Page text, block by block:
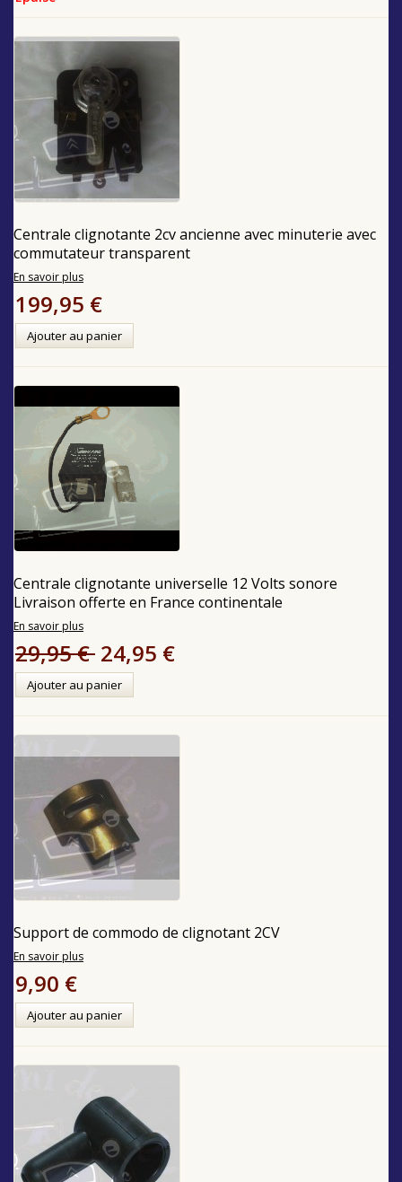
Centrale clignotante 2cv ancienne avec minuterie avec
commutateur transparent
En savoir plus
199,95 €
Ajouter au panier
Centrale clignotante universelle 12 Volts sonore
Livraison offerte en France continentale
En savoir plus
29,95 € 24,95 €
Ajouter au panier
Support de commodo de clignotant 2CV
En savoir plus
9,90 €
Ajouter au panier